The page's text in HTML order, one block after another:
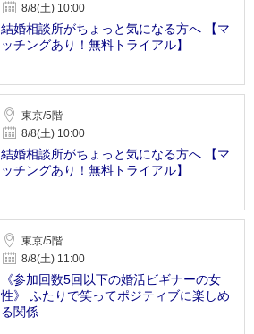
8/8(土) 10:00
結婚相談所がちょっと気になる方へ 【マ
ッチングあり！無料トライアル】
東京/5階
8/8(土) 10:00
結婚相談所がちょっと気になる方へ 【マ
ッチングあり！無料トライアル】
東京/5階
8/8(土) 11:00
《参加回数5回以下の婚活ビギナーの女
性》 ふたりで笑ってポジティブに楽しめ
る関係